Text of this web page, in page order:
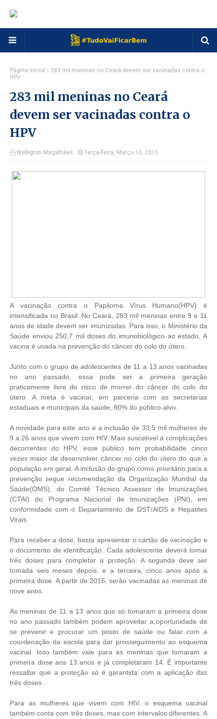
Página inicial
283 mil meninas no Ceará devem ser vacinadas contra o
HPV
283 mil meninas no Ceará
devem ser vacinadas contra o
HPV
Welligton Magalhães Terça-Feira, Março 10, 2015
A vacinação contra o Papiloma Vírus Humano(HPV) é
intensificada no Brasil. No Ceará, 283 mil meninas entre 9 e 11
anos de idade devem ser imunizadas. Para isso, o Ministério da
Saúde enviou 250,7 mil doses do imunobiológico ao estado. A
vacina é usada na prevenção do câncer do colo do útero.
Junto com o grupo de adolescentes de 11 a 13 anos vacinadas
no ano passado, essa pode ser a primeira geração
praticamente livre do risco de morrer do câncer do colo do
útero. A meta é vacinar, em parceria com as secretarias
estaduais e municipais da saúde, 80% do público-alvo.
A novidade para este ano é a inclusão de 33,5 mil mulheres de
9 a 26 anos que vivem com HIV. Mais suscetível a complicações
decorrentes do HPV, esse público tem probabilidade cinco
vezes maior de desenvolver câncer no colo do útero do que a
população em geral. A inclusão do grupo como prioritário para a
prevenção segue recomendação da Organização Mundial da
Saúde(OMS), do Comitê Técnico Assessor de Imunizações
(CTAI) do Programa Nacional de Imunizações (PNI), em
conformidade com o Departamento de DST/AIDS e Hepatites
Virais.
Para receber a dose, basta apresentar o cartão de vacinação e
o documento de identificação. Cada adolescente deverá tomar
três doses para completar a proteção. A segunda deve ser
tomada seis meses depois, e a terceira, cinco anos após a
primeira dose. A partir de 2016, serão vacinadas as meninas de
nove anos.
As meninas de 11 a 13 anos que só tomaram a primeira dose
no ano passado também podem aproveitar a oportunidade de
se prevenir e procurar um posto de saúde ou falar com a
coordenação da escola para dar prosseguimento ao esquema
vacinal. Isso também vale para as meninas que tomaram a
primeira dose aos 13 anos e já completaram 14. É importante
ressaltar que a proteção só é garantida com a aplicação das
três doses.
Para as mulheres que vivem com HIV, o esquema vacinal
também conta com três doses, mas com intervalos diferentes. A